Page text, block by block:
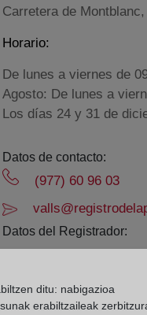
Carretera de
Horario:
De lunes a viernes de
Agosto: De lunes a
Los días 24 y 31 de
Datos de contacto:
(977) 60 96 03
Datos del Registrador:
dpo@corpme.es
ditu: nabigazioa
erabiltzaileak